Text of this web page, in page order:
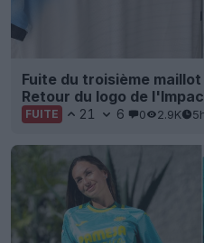
Fuite du troisième
Retour du logo de
FUITE 21 6 0 2.9K